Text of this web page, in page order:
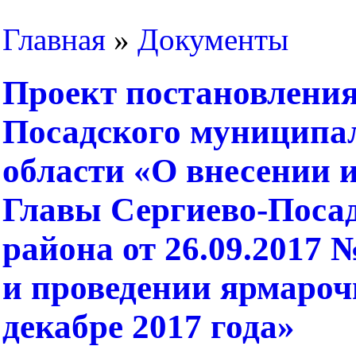
Главная » Документы
Проект
Посадского
области «О внесении
Главы Сергиево-
района от 26.09.2017
и проведении
декабре 2017 года»